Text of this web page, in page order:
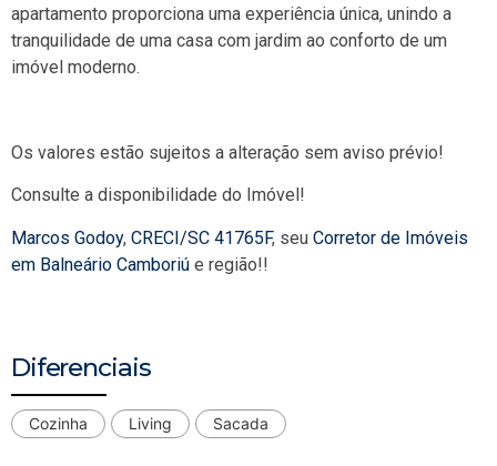
apartamento proporciona uma experiência única, unindo a
tranquilidade de uma casa com jardim ao conforto de um
imóvel moderno.
Os valores estão sujeitos a alteração sem aviso prévio!
Consulte a disponibilidade do Imóvel!
Marcos Godoy, CRECI/SC 41765F, seu Corretor de Imóveis
em Balneário Camboriú e região!!
Diferenciais
Cozinha Living Sacada